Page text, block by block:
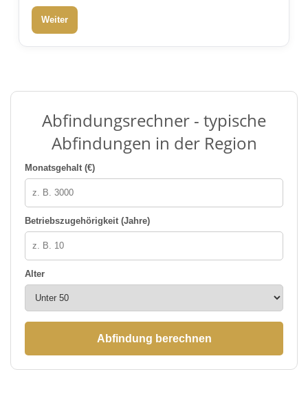
Weiter
Abfindungsrechner - typische
Abfindungen in der Region
Monatsgehalt (€)
Betriebszugehörigkeit (Jahre)
Alter
Abfindung berechnen